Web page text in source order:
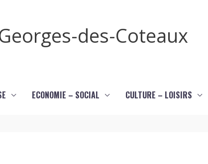
des-Coteaux
ECONOMIE – SOCIAL CULTURE – LOISIRS